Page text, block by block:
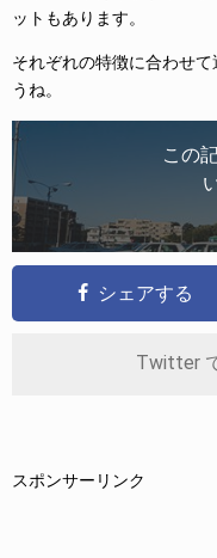
ットもあります。
それぞれの特徴に合わせ
うね。
この
シェアする
Twitter
スポンサーリンク